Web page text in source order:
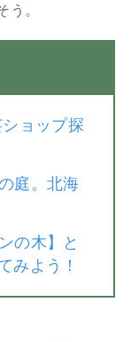
う。
ョップ探
庭。北海
の木】と
みよう！